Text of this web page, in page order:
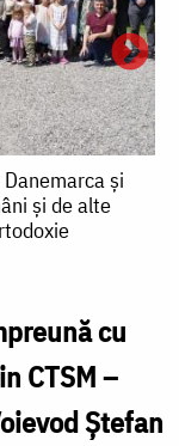
și
și de alte
cu
CTSM –
Ștefan